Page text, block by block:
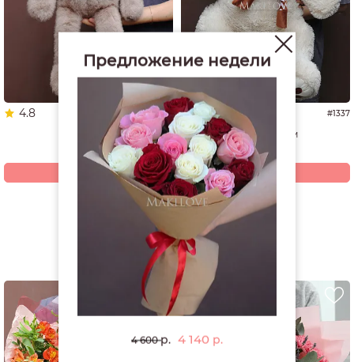
4.8 #1653
Мишка
3 680р.
Купить
4.9 #1337
Мишка 60 см
4 940
Купить
Смотреть все открытки и игрушки
РЕКОМЕНДУЕМ
Предложение недели
4 600р. 4 140 р.